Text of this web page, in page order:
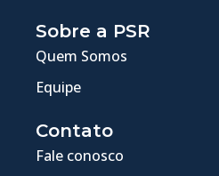
Sobre a PSR
Quem Somos
Equipe
Contato
Fale conosco